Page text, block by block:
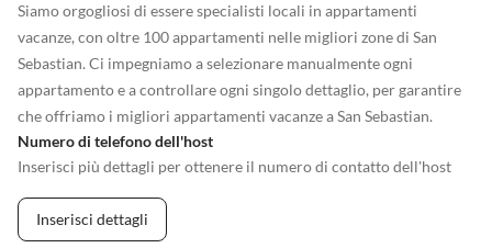
Siamo orgogliosi di essere specialisti locali in appartamenti
vacanze, con oltre 100 appartamenti nelle migliori zone di San
Sebastian. Ci impegniamo a selezionare manualmente ogni
appartamento e a controllare ogni singolo dettaglio, per garantire
che offriamo i migliori appartamenti vacanze a San Sebastian.
Numero di telefono dell'host
Inserisci più dettagli per ottenere il numero di contatto dell'host
Inserisci dettagli